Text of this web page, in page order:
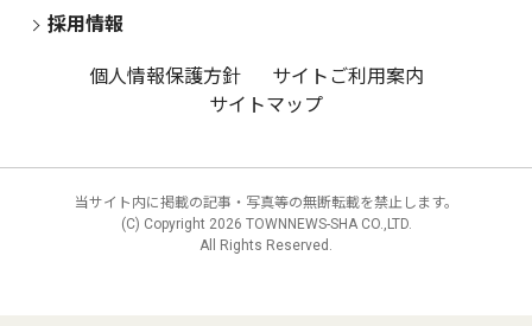
採用情報
個人情報保護方針
サイトご利用案内
サイトマップ
当サイト内に掲載の記事・写真等の無断転載を禁止します。
(C) Copyright 2026 TOWNNEWS-SHA CO.,LTD.
All Rights Reserved.